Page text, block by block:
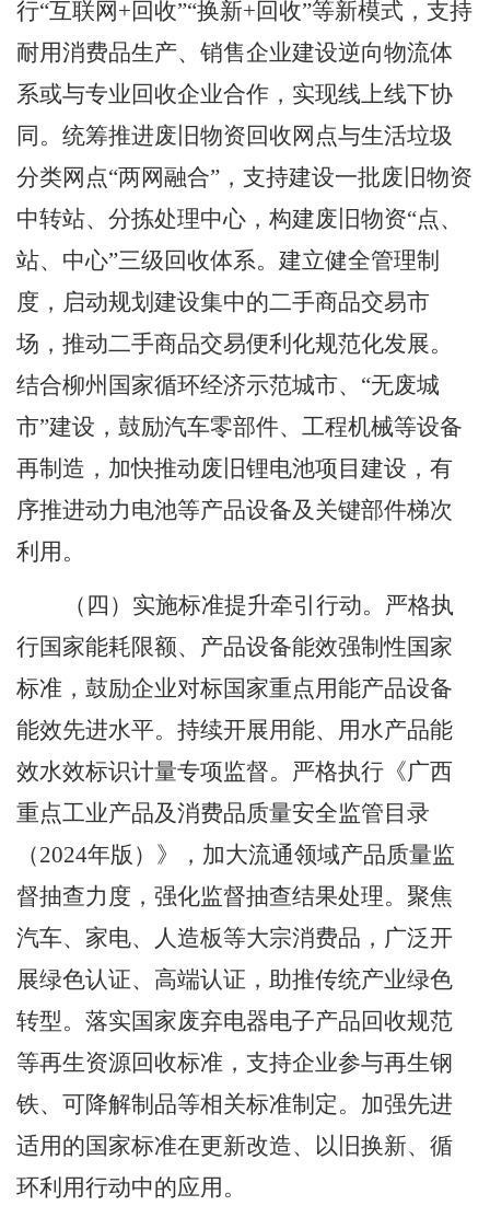
行“互联网+回收”“换新+回收”等新模式，支持
耐用消费品生产、销售企业建设逆向物流体
系或与专业回收企业合作，实现线上线下协
同。统筹推进废旧物资回收网点与生活垃圾
分类网点“两网融合” ，支持建设一批废旧物资
中转站、分拣处理中心，构建废旧物资“点、
站、中心”三级回收体系。建立健全管理制
度，启动规划建设集中的二手商品交易市
场，推动二手商品交易便利化规范化发展。
结合柳州国家循环经济示范城市、 “无废城
市”建设，鼓励汽车零部件、工程机械等设备
再制造，加快推动废旧锂电池项目建设，有
序推进动力电池等产品设备及关键部件梯次
利用。
（四）实施标准提升牵引行动。 严格执
行国家能耗限额、产品设备能效强制性国家
标准，鼓励企业对标国家重点用能产品设备
能效先进水平。持续开展用能、用水产品能
效水效标识计量专项监督。严格执行《广西
重点工业产品及消费品质量安全监管目录
（2024年版）》，加大流通领域产品质量监
督抽查力度，强化监督抽查结果处理。聚焦
汽车、家电、人造板等大宗消费品，广泛开
展绿色认证、高端认证，助推传统产业绿色
转型。落实国家废弃电器电子产品回收规范
等再生资源回收标准，支持企业参与再生钢
铁、可降解制品等相关标准制定。加强先进
适用的国家标准在更新改造、以旧换新、循
环利用行动中的应用。